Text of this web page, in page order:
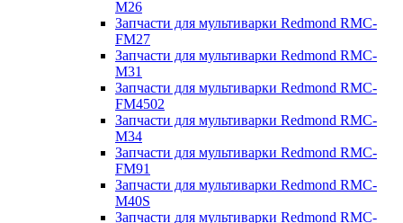
M26
Запчасти для мультиварки Redmond RMC-
FM27
Запчасти для мультиварки Redmond RMC-
M31
Запчасти для мультиварки Redmond RMC-
FM4502
Запчасти для мультиварки Redmond RMC-
M34
Запчасти для мультиварки Redmond RMC-
FM91
Запчасти для мультиварки Redmond RMC-
M40S
Запчасти для мультиварки Redmond RMC-